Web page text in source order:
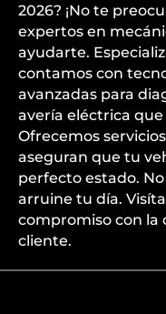
2026? ¡No te
expertos en
ayudarte.
contamos con
avanzadas para
avería eléctrica
Ofrecemos
aseguran que tu
perfecto estado.
arruine tu día.
compromiso con la
cliente.